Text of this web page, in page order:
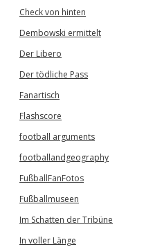
Check von hinten
Dembowski ermittelt
Der Libero
Der tödliche Pass
Fanartisch
Flashscore
football arguments
footballandgeography
FußballFanFotos
Fußballmuseen
Im Schatten der Tribüne
In voller Länge